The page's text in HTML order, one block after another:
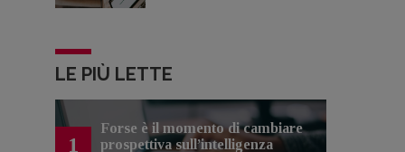
LE PIÙ LETTE
1
Forse è il momento di cambiare
prospettiva sull’intelligenza